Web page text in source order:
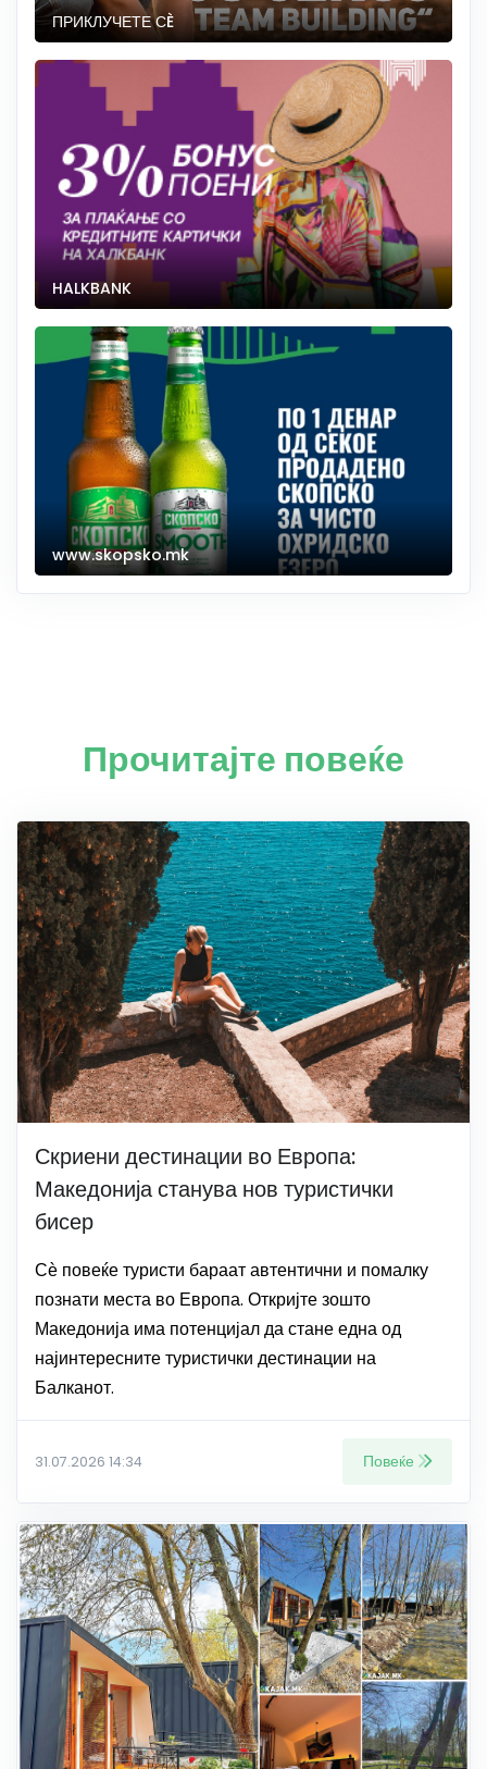
ПРИКЛУЧЕТЕ СÈ
HALKBANK
www.skopsko.mk
Прочитајте повеќе
Скриени дестинации во Европа:
Македонија станува нов туристички
бисер
Сѐ повеќе туристи бараат автентични и помалку
познати места во Европа. Откријте зошто
Македонија има потенцијал да стане една од
најинтересните туристички дестинации на
Балканот.
31.07.2026 14:34 Повеќе